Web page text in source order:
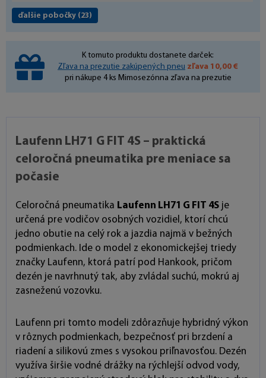
ďalšie pobočky (23)
K tomuto produktu dostanete darček:
Zľava na prezutie zakúpených pneu zľava 10,00 €
pri nákupe 4 ks Mimosezónna zľava na prezutie
Laufenn LH71 G FIT 4S – praktická
celoročná pneumatika pre meniace sa
počasie
Celoročná pneumatika Laufenn LH71 G FIT 4S je
určená pre vodičov osobných vozidiel, ktorí chcú
jedno obutie na celý rok a jazdia najmä v bežných
podmienkach. Ide o model z ekonomickejšej triedy
značky Laufenn, ktorá patrí pod Hankook, pričom
dezén je navrhnutý tak, aby zvládal suchú, mokrú aj
zasneženú vozovku.
Laufenn pri tomto modeli zdôrazňuje hybridný výkon
v rôznych podmienkach, bezpečnosť pri brzdení a
riadení a silikovú zmes s vysokou priľnavosťou. Dezén
využíva širšie vodné drážky na rýchlejší odvod vody,